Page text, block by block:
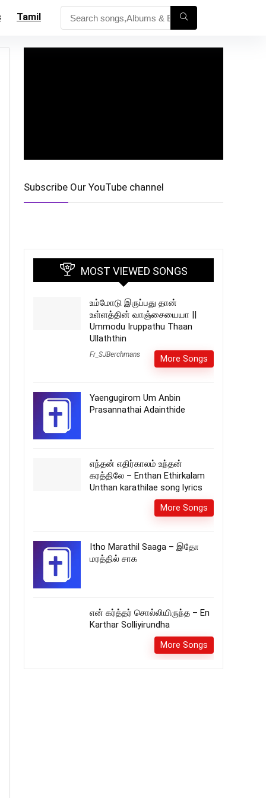
Tamil
Subscribe Our YouTube channel
MOST VIEWED SONGS
உம்மோடு இருப்பது தான்
உள்ளத்தின் வாஞ்சையையா ||
Ummodu Iruppathu Thaan
Ullaththin
Fr_SJBerchmans More Songs
Yaengugirom Um Anbin
Prasannathai Adainthide
எந்தன் எதிர்காலம் உந்தன்
கரத்திலே – Enthan Ethirkalam
Unthan karathilae song lyrics
More Songs
Itho Marathil Saaga – இதோ
மரத்தில் சாக
என் கர்த்தர் சொல்லியிருந்த – En
Karthar Solliyirundha
More Songs